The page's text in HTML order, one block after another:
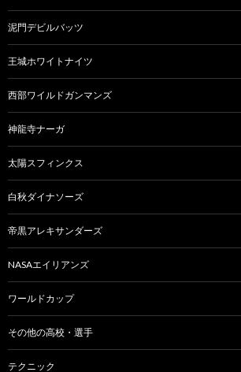
泥門デビルバッツ
王城ホワイトナイツ
西部ワイルドガンマンズ
神龍寺ナーガ
太陽スフィンクス
白秋ダイナソーズ
帝黒アレキサンダーズ
NASAエイリアンズ
ワールドカップ
その他の高校・選手
テクニック